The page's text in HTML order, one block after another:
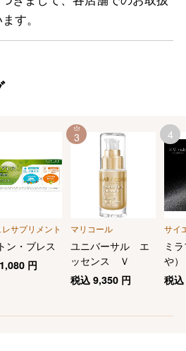
す。
サプリメント
ン・ブレス
1,080 円
マリコール
ユニバーサル エ
ッセンス Ｖ
税込9,350 円
3
サイ
ミ
や）
税
4